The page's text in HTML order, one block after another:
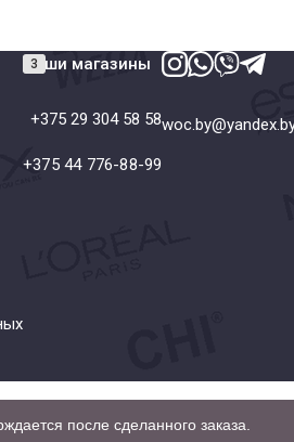
Наши магазины
+375 29 304 58 58
+375 44 776-88-99
после сделанного заказа.